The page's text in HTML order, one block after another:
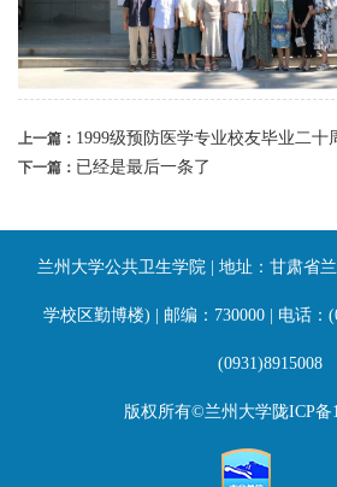
上一篇： 1999级预防医学专业校友毕业二十
下一篇： 已经是最后一条了
兰州大学公共卫生学院 | 地址：甘肃省
学校区勤博楼) | 邮编：730000 | 电话：
(0931)8915008
版权所有©兰州大学陇ICP备